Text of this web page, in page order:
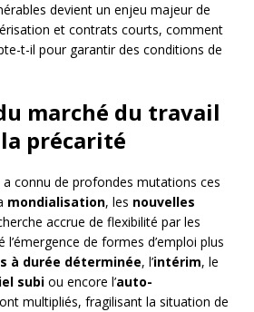
devient un enjeu majeur de
et contrats courts, comment
t-il pour garantir des conditions de
marché du travail
la précarité
a connu de profondes mutations ces
mondialisation, les nouvelles
accrue de flexibilité par les
de formes d’emploi plus
à durée déterminée, l’intérim, le
subi ou encore l’auto-
multipliés, fragilisant la situation de